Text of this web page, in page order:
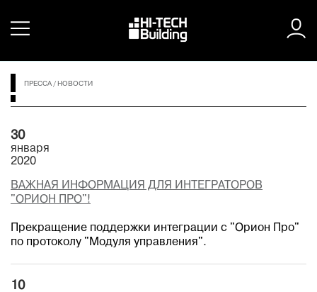
ПРЕССА / НОВОСТИ
30
января
2020
ВАЖНАЯ ИНФОРМАЦИЯ ДЛЯ ИНТЕГРАТОРОВ
"ОРИОН ПРО"!
Прекращение поддержки интеграции с "Орион Про"
по протоколу "Модуля управления".
10